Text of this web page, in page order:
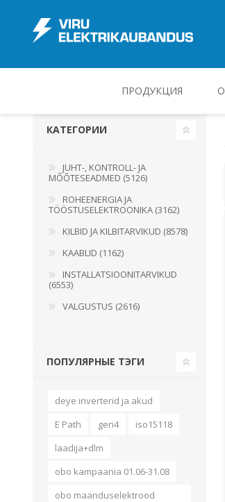
ПРОДУКЦИЯ
Pooljuhtreleed
КАТЕГОРИИ
JUHT-, KONTROLL- JA
MÕÕTESEADMED (5126)
ROHEENERGIA JA
TÖÖSTUSELEKTROONIKA (3162)
KILBID JA KILBITARVIKUD (8578)
KAABLID (1162)
INSTALLATSIOONITARVIKUD
(6553)
VALGUSTUS (2616)
ПОПУЛЯРНЫЕ ТЭГИ
deye inverterid ja akud
E Path
gen4
iso15118
laadija+dlm
obo kampaania 01.06-31.08
obo maanduselektrood